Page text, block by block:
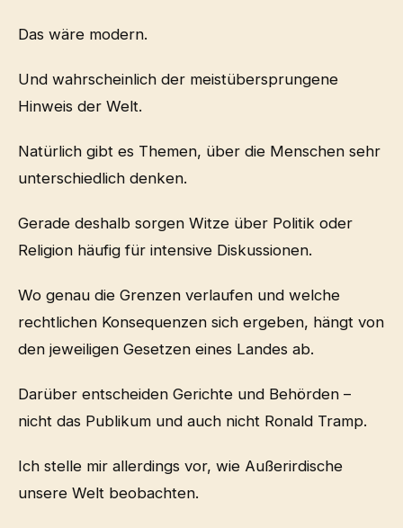
Das wäre modern.
Und wahrscheinlich der meistübersprungene
Hinweis der Welt.
Natürlich gibt es Themen, über die Menschen sehr
unterschiedlich denken.
Gerade deshalb sorgen Witze über Politik oder
Religion häufig für intensive Diskussionen.
Wo genau die Grenzen verlaufen und welche
rechtlichen Konsequenzen sich ergeben, hängt von
den jeweiligen Gesetzen eines Landes ab.
Darüber entscheiden Gerichte und Behörden –
nicht das Publikum und auch nicht Ronald Tramp.
Ich stelle mir allerdings vor, wie Außerirdische
unsere Welt beobachten.